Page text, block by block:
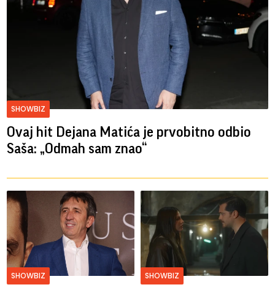
SHOWBIZ
Ovaj hit Dejana Matića je prvobitno odbio
Saša: „Odmah sam znao“
SHOWBIZ SHOWBIZ